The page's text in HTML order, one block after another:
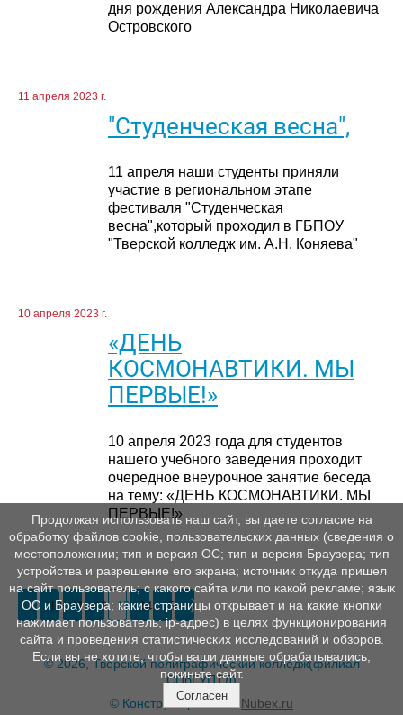
дня рождения Александра Николаевича
Островского
11 апреля 2023 г.
"Студенческая весна",
11 апреля наши студенты приняли
участие в региональном этапе
фестиваля "Студенческая
весна",который проходил в ГБПОУ
"Тверской колледж им. А.Н. Коняева"
10 апреля 2023 г.
«ДЕНЬ
КОСМОНАВТИКИ. МЫ
ПЕРВЫЕ!»
10 апреля 2023 года для студентов
нашего учебного заведения проходит
очередное внеурочное занятие беседа
на тему: «ДЕНЬ КОСМОНАВТИКИ. МЫ
ПЕРВЫЕ!»
10 11 12 13 14 15
© 2026, Тверской полиграфический колледж(филиал
СПбГУПТД)
© Конструктор сайтовNubex.ru
Продолжая использовать наш сайт, вы даете согласие на
обработку файлов cookie, пользовательских данных (сведения о
местоположении; тип и версия ОС; тип и версия Браузера; тип
устройства и разрешение его экрана; источник откуда пришел
на сайт пользователь; с какого сайта или по какой рекламе; язык
ОС и Браузера; какие страницы открывает и на какие кнопки
нажимает пользователь; ip-адрес) в целях функционирования
сайта и проведения статистических исследований и обзоров.
Если вы не хотите, чтобы ваши данные обрабатывались,
покиньте сайт.
Согласен